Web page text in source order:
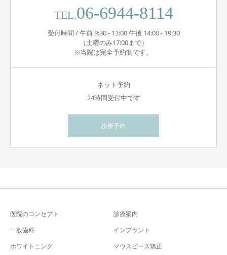
TEL.06-6944-8114
受付時間 / 午前 9:30 - 13:00 午後 14:00 - 19:30
（土曜のみ17:00まで）
※当院は完全予約制です。
ネット予約
24時間受付中です
診療予約
医院のコンセプト
診療案内
一般歯科
インプラント
ホワイトニング
マウスピース矯正